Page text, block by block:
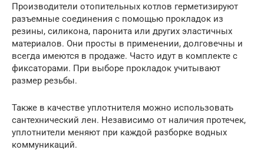
Производители отопительных котлов герметизируют
разъемные соединения с помощью прокладок из
резины, силикона, паронита или других эластичных
материалов. Они просты в применении, долговечны и
всегда имеются в продаже. Часто идут в комплекте с
фиксаторами. При выборе прокладок учитывают
размер резьбы.
Также в качестве уплотнителя можно использовать
сантехнический лен. Независимо от наличия протечек,
уплотнители меняют при каждой разборке водных
коммуникаций.